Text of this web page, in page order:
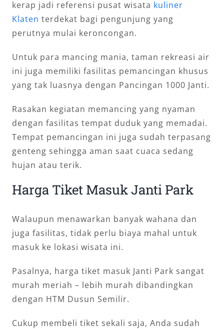
kerap jadi referensi pusat wisata kuliner
Klaten terdekat bagi pengunjung yang
perutnya mulai keroncongan.
Untuk para mancing mania, taman rekreasi air
ini juga memiliki fasilitas pemancingan khusus
yang tak luasnya dengan Pancingan 1000 Janti.
Rasakan kegiatan memancing yang nyaman
dengan fasilitas tempat duduk yang memadai.
Tempat pemancingan ini juga sudah terpasang
genteng sehingga aman saat cuaca sedang
hujan atau terik.
Harga Tiket Masuk Janti Park
Walaupun menawarkan banyak wahana dan
juga fasilitas, tidak perlu biaya mahal untuk
masuk ke lokasi wisata ini.
Pasalnya, harga tiket masuk Janti Park sangat
murah meriah – lebih murah dibandingkan
dengan HTM Dusun Semilir.
Cukup membeli tiket sekali saja, Anda sudah